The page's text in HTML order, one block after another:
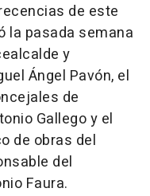
de este
la pasada semana
y
Ángel Pavón, el
de
Gallego y el
de obras del
del
Faura.